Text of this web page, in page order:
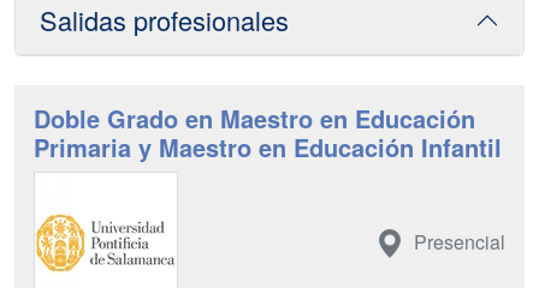
Salidas profesionales
Doble Grado en Maestro en Educación
Primaria y Maestro en Educación Infantil
Presencial